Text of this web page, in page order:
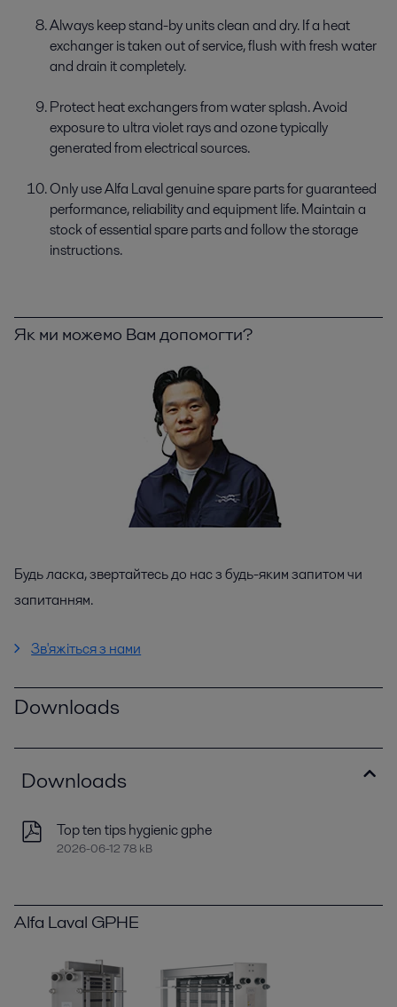
Always keep stand-by units clean and dry. If a heat
exchanger is taken out of service, flush with fresh water
and drain it completely.
Protect heat exchangers from water splash. Avoid
exposure to ultra violet rays and ozone typically
generated from electrical sources.
Only use Alfa Laval genuine spare parts for guaranteed
performance, reliability and equipment life. Maintain a
stock of essential spare parts and follow the storage
instructions.
Як ми можемо Вам допомогти?
Будь ласка, звертайтесь до нас з будь-яким запитом чи
запитанням.
Зв'яжіться з нами
Downloads
Downloads
Top ten tips hygienic gphe
2026-06-12 78 kB
Alfa Laval GPHE